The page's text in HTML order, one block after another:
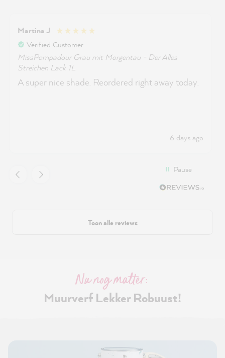
Martina J
Verified Customer
MissPompadour Grau mit Morgentau - Der Alles
Streichen Lack 1L
A super nice shade. Reordered right away today.
6 days ago
Pause
Toon alle reviews
Nu nog matter:
Muurverf Lekker Robuust!